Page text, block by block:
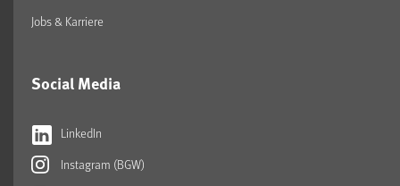
Jobs & Karriere
Social Media
LinkedIn
Instagram (BGW)